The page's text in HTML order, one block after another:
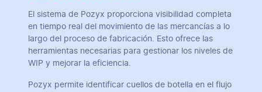
El sistema de Pozyx proporciona visibilidad completa
en tiempo real del movimiento de las mercancías a lo
largo del proceso de fabricación. Esto ofrece las
herramientas necesarias para gestionar los niveles de
WIP y mejorar la eficiencia.
Pozyx permite identificar cuellos de botella en el flujo